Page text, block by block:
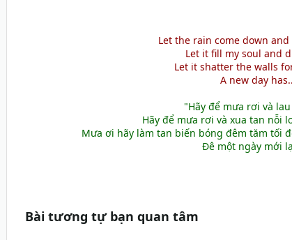
Let the rain come down
Let it fill my soul and
Let it shatter the walls
A new day
"Hãy để mưa rơi và
Hãy để mưa rơi và xua tan nỗi
Mưa ơi hãy làm tan biến bóng đêm tăm tối
Đê một ngày mới
Bài tương tự bạn quan tâm